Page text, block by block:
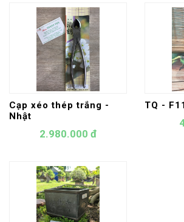
Cạp xéo thép trắng -
Nhật
2.980.000 đ
TQ -